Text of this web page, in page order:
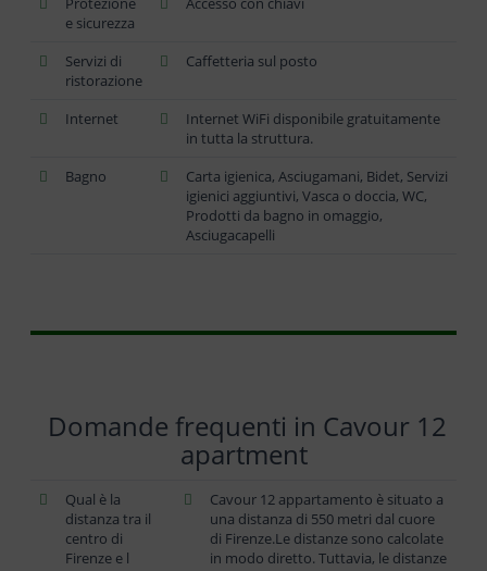
e sicurezza
Servizi di
ristorazione
Caffetteria sul posto
Internet
Internet WiFi disponibile gratuitamente
in tutta la struttura.
Bagno
Carta igienica, Asciugamani, Bidet, Servizi
igienici aggiuntivi, Vasca o doccia, WC,
Prodotti da bagno in omaggio,
Asciugacapelli
Domande frequenti in Cavour 12
apartment
Qual è la
distanza tra il
centro di
Firenze e l
Cavour 12 appartamento è situato a
una distanza di 550 metri dal cuore
di Firenze.Le distanze sono calcolate
in modo diretto. Tuttavia, le distanze